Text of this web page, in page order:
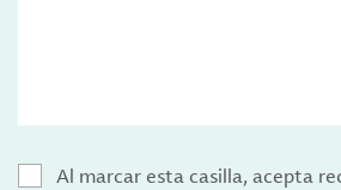
Al marcar esta casilla, acepta